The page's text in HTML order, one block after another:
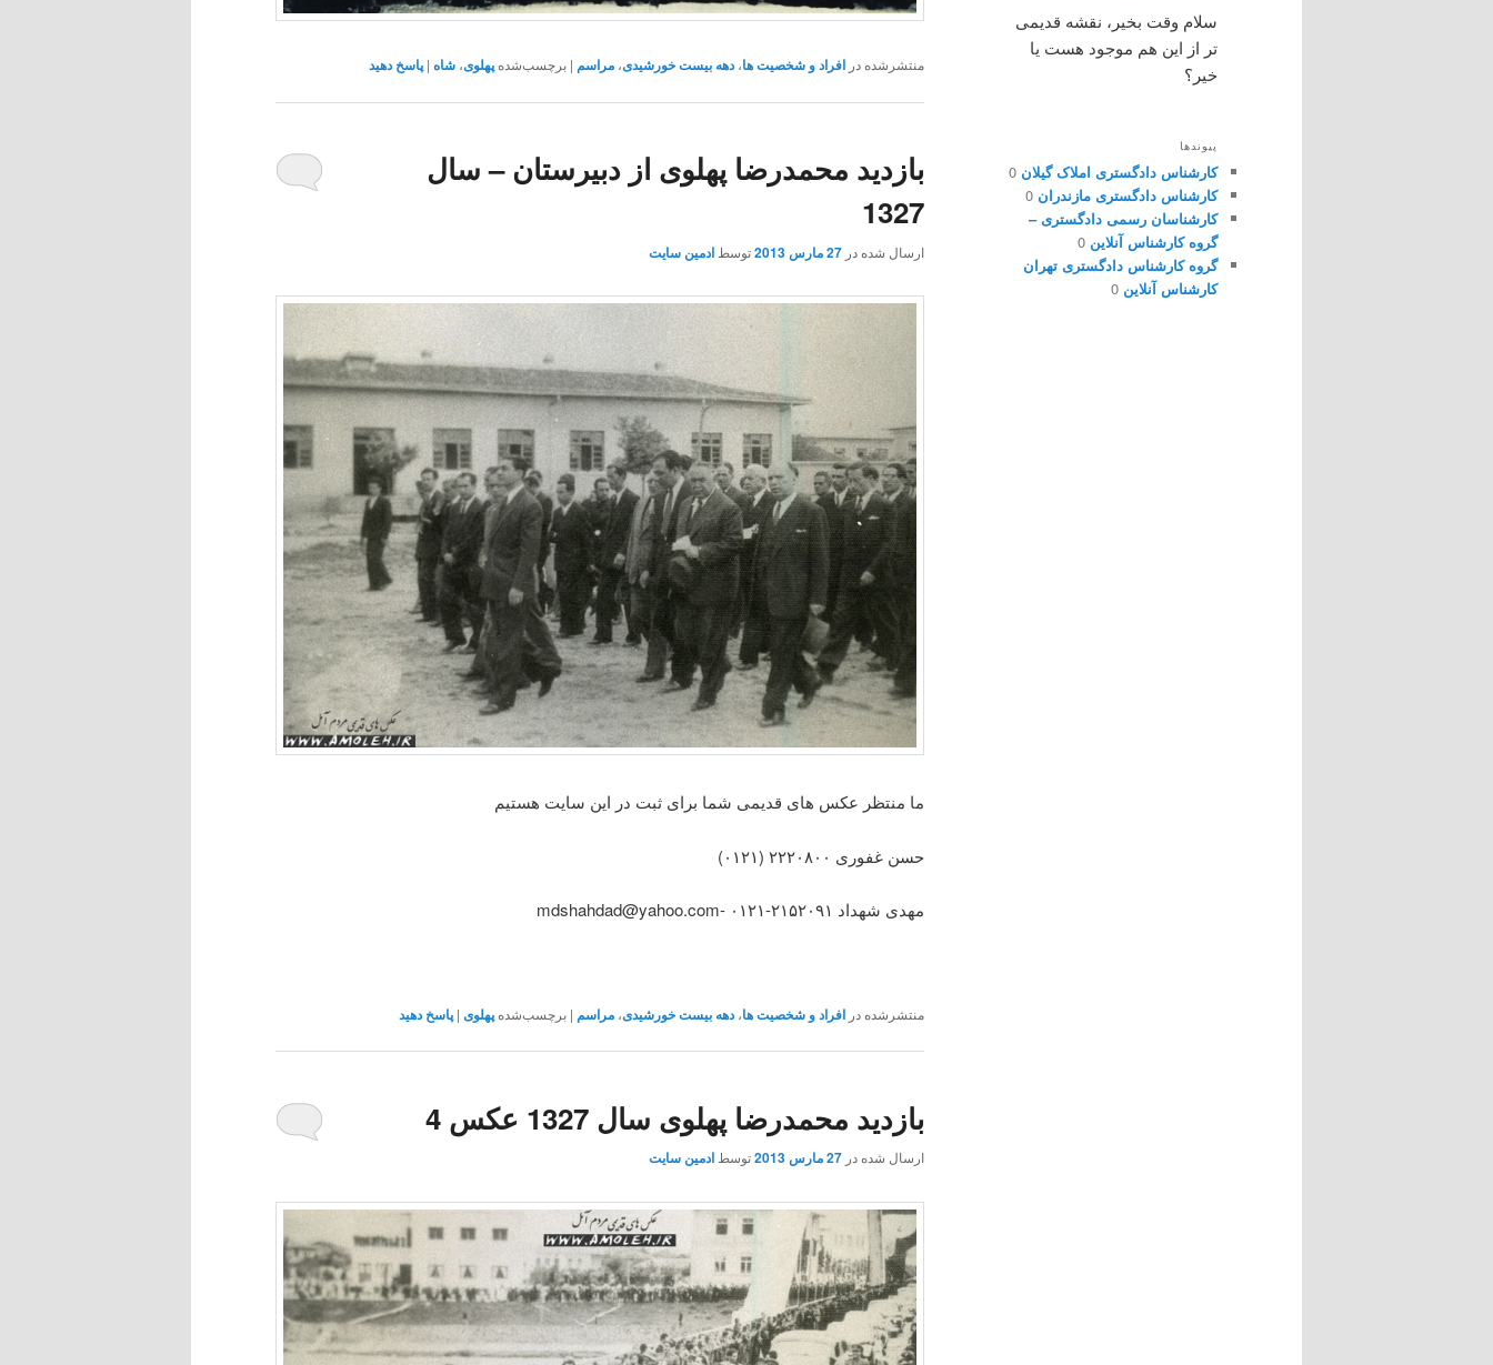
منتشرشده در افراد و شخصیت ها،دهه بیست خورشیدی، مراسم | برچسب‌شده پهلوی، شاه | پاسخ دهید
بازدید محمدرضا پهلوی از دبیرستان – سال
1327
ارسال شده در 27 مارس 2013 توسط ادمین سایت
ما منتظر عکس های قدیمی شما برای ثبت در این سایت هستیم
حسن غفوری ۲۲۲۰۸۰۰ (۰۱۲۱)
مهدی شهداد ۲۱۵۲۰۹۱-۰۱۲۱ -mdshahdad@yahoo.com
منتشرشده در افراد و شخصیت ها،دهه بیست خورشیدی، مراسم | برچسب‌شده پهلوی | پاسخ دهید
بازدید محمدرضا پهلوی سال 1327 عکس 4
ارسال شده در 27 مارس 2013 توسط ادمین سایت
سلام وقت بخیر، نقشه قدیمی
تر از این هم موجود هست یا
خیر؟
پیوندها
کارشناس دادگستری املاک گیلان
کارشناس دادگستری مازندران
کارشناسان رسمی دادگستری –
گروه کارشناس آنلاین
گروه کارشناس دادگستری تهران
کارشناس آنلاین